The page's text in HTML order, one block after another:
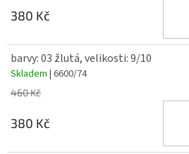
380 Kč
barvy: 03 žlutá, velikosti: 9/10
Skladem | 6600/74
460 Kč
380 Kč